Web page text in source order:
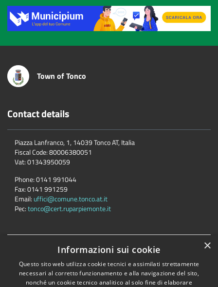
Title
Town of Tonco
Contact details
Piazza Lanfranco, 1, 14039 Tonco AT, Italia
Fiscal Code:80006380051
Vat:01343950059
Phone:0141 991044
Fax:0141 991259
Email: uffici@comune.tonco.at.it
Pec:tonco@cert.ruparpiemonte.it
Accessibility Privacy Cookie
Sitemap
Comune convenzionatoAstigov
×
Informazioni sui cookie
Questo sito web utilizza cookie tecnici e assimilati strettamente
necessari al corretto funzionamento e alla navigazione del sito,
nonché un cookie tecnico analitico al solo fine di elaborare